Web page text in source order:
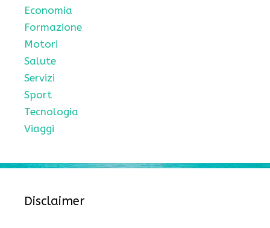
Economia
Formazione
Motori
Salute
Servizi
Sport
Tecnologia
Viaggi
Disclaimer